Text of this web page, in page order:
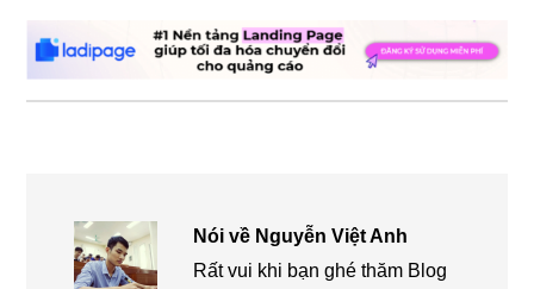
Nói về Nguyễn Việt Anh
Rất vui khi bạn ghé thăm Blog